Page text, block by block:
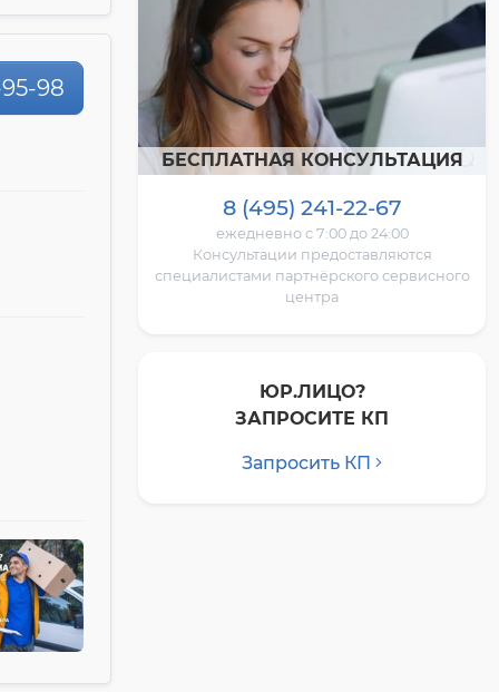
98
БЕСПЛАТНАЯ КОНСУЛЬТАЦИЯ
8 (495) 241-22-67
ежедневно с 7:00 до 24:00
Консультации предоставляются
специалистами партнёрского сервисного
центра
ЮР.ЛИЦО?
ЗАПРОСИТЕ КП
Запросить КП